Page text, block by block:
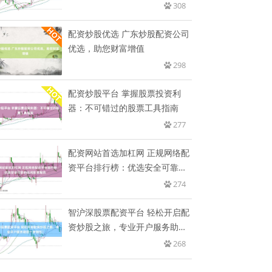
308
配资炒股优选 广东炒股配资公司
优选，助您财富增值
298
配资炒股平台 掌握股票投资利
器：不可错过的股票工具指南
277
配资网站首选加杠网 正规网络配
资平台排行榜：优选安全可靠的
274
智沪深股票配资平台 轻松开启配
资炒股之旅，专业开户服务助您
268